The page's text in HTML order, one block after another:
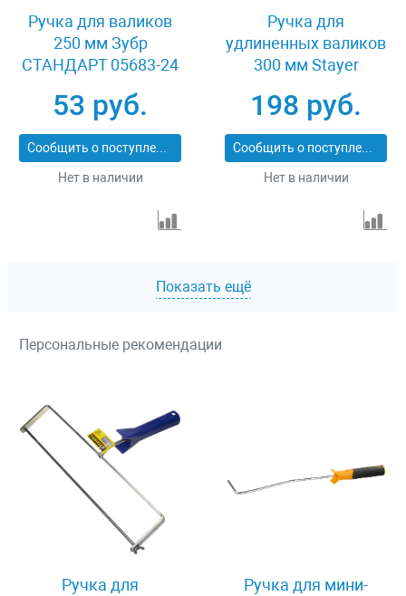
Ручка для валиков
250 мм Зубр
СТАНДАРТ 05683-24
53 руб.
Сообщить о поступлении
Нет в наличии
Ручка для
удлиненных валиков
300 мм Stayer
198 руб.
Сообщить о поступлении
Нет в наличии
Показать ещё
Персональные рекомендации
Ручка для
Ручка для мини-